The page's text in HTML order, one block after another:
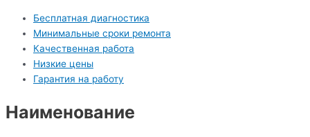
Бесплатная диагностика
Минимальные сроки ремонта
Качественная работа
Низкие цены
Гарантия на работу
Наименование